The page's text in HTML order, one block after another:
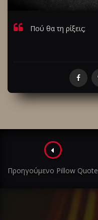
Πού θα τη ρίξεις;
Πλοήγηση
στα
άρθρα
Προηγούμενο Pillow Quote